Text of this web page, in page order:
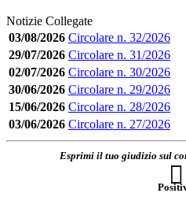
Notizie Collegate
03/08/2026 Circolare n. 32/2026
29/07/2026 Circolare n. 31/2026
02/07/2026 Circolare n. 30/2026
30/06/2026 Circolare n. 29/2026
15/06/2026 Circolare n. 28/2026
03/06/2026 Circolare n. 27/2026
Esprimi il tuo giudizio sul